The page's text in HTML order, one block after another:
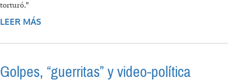
torturó."
LEER MÁS
Golpes, “guerritas” y video-política